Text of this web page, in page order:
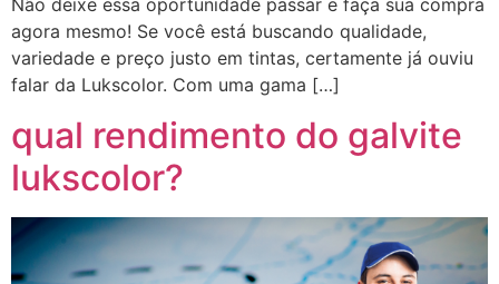
Não deixe essa oportunidade passar e faça sua compra
agora mesmo! Se você está buscando qualidade,
variedade e preço justo em tintas, certamente já ouviu
falar da Lukscolor. Com uma gama […]
qual rendimento do galvite
lukscolor?